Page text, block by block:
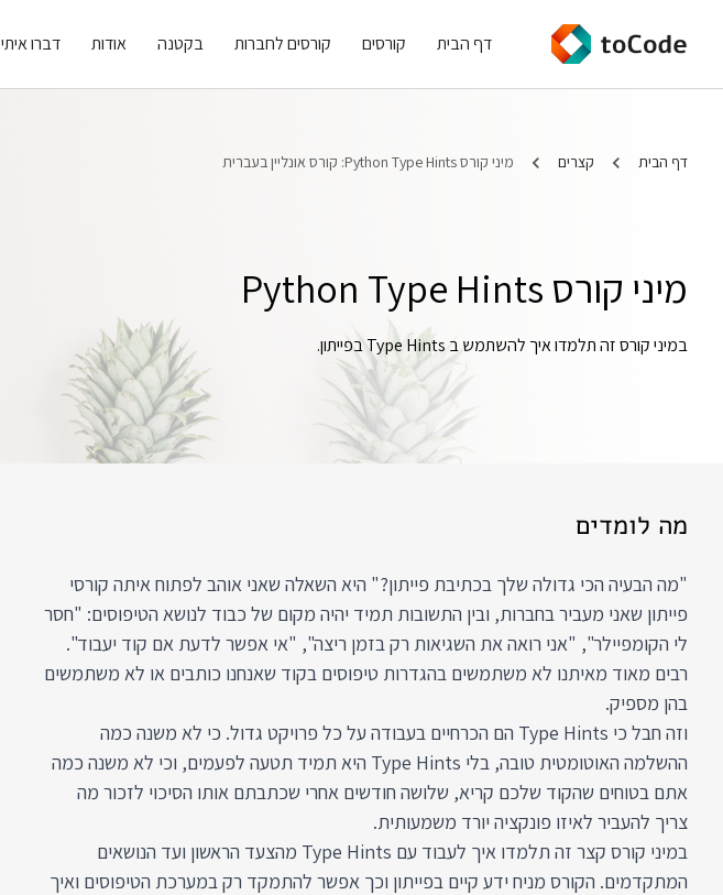
דף הבית קורסים קורסים לחברות בקטנה אודות דברו איתי
דף הבית קצרים מיני קורס Python Type Hints: קורס אונליין בעברית
מיני קורס Python Type Hints
במיני קורס זה תלמדו איך להשתמש ב Type Hints בפייתון.
מה לומדים
"מה הבעיה הכי גדולה שלך בכתיבת פייתון?" היא השאלה שאני אוהב לפתוח איתה קורסי
פייתון שאני מעביר בחברות, ובין התשובות תמיד יהיה מקום של כבוד לנושא הטיפוסים: "חסר
לי הקומפיילר", "אני רואה את השגיאות רק בזמן ריצה", "אי אפשר לדעת אם קוד יעבוד".
רבים מאוד מאיתנו לא משתמשים בהגדרות טיפוסים בקוד שאנחנו כותבים או לא משתמשים
בהן מספיק.
וזה חבל כי Type Hints הם הכרחיים בעבודה על כל פרויקט גדול. כי לא משנה כמה
ההשלמה האוטומטית טובה, בלי Type Hints היא תמיד תטעה לפעמים, וכי לא משנה כמה
אתם בטוחים שהקוד שלכם קריא, שלושה חודשים אחרי שכתבתם אותו הסיכוי לזכור מה
צריך להעביר לאיזו פונקציה יורד משמעותית.
במיני קורס קצר זה תלמדו איך לעבוד עם Type Hints מהצעד הראשון ועד הנושאים
המתקדמים. הקורס מניח ידע קיים בפייתון וכך אפשר להתמקד רק במערכת הטיפוסים ואיך